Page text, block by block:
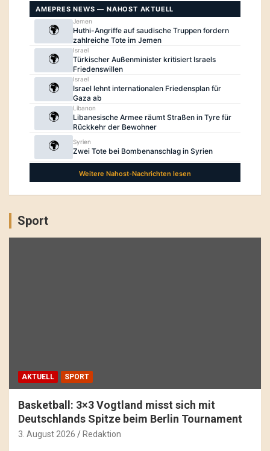
Sport
AKTUELL SPORT
Basketball: 3×3 Vogtland misst sich mit
Deutschlands Spitze beim Berlin Tournament
3. August 2026 Redaktion